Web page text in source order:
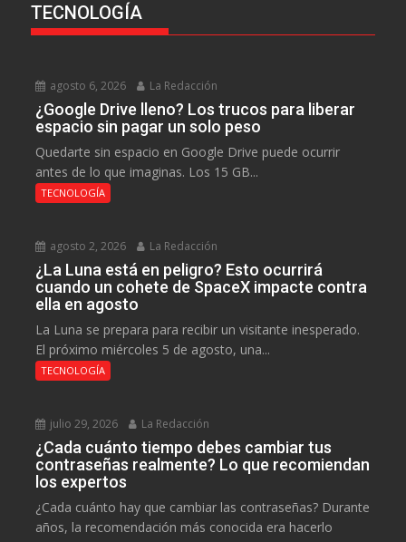
TECNOLOGÍA
agosto 6, 2026 La Redacción
¿Google Drive lleno? Los trucos para liberar
espacio sin pagar un solo peso
Quedarte sin espacio en Google Drive puede ocurrir
antes de lo que imaginas. Los 15 GB...
TECNOLOGÍA
agosto 2, 2026 La Redacción
¿La Luna está en peligro? Esto ocurrirá
cuando un cohete de SpaceX impacte contra
ella en agosto
La Luna se prepara para recibir un visitante inesperado.
El próximo miércoles 5 de agosto, una...
TECNOLOGÍA
julio 29, 2026 La Redacción
¿Cada cuánto tiempo debes cambiar tus
contraseñas realmente? Lo que recomiendan
los expertos
¿Cada cuánto hay que cambiar las contraseñas? Durante
años, la recomendación más conocida era hacerlo